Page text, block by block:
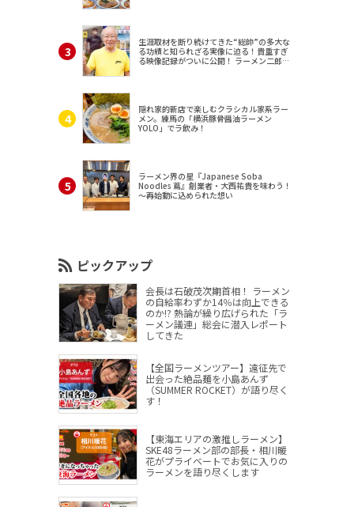
生涯取材を断り続けてきた“総帥”の多大な
る功績と知られざる実像に迫る！貴重すぎ
る映像記録がついに公開！ ラーメン二郎
隠れ家的新店で楽しむクラシカル家系ラー
メン。練馬の「横浜豚骨醤油ラーメン
YOLO」でラ飲み！
ラーメン界の星『Japanese Soba
Noodles 蔦』創業者・大西祐貴を味わう！
～再始動に込められた想い
ピックアップ
会長は石破茂次期首相！ ラーメン
の自給率わずか14％は向上できる
のか!? 熱論が繰り広げられた「ラ
ーメン議連」総会に潜入レポート
してきた
【全国ラーメンツアー】遠征先で
出会った絶品麺を小島あんず
（SUMMER ROCKET）が語り尽く
す！
【東海エリアの激推しラーメン】
SKE48ラーメン部の部長・相川暖
花がプライベートでお気に入りの
ラーメンを語り尽くします